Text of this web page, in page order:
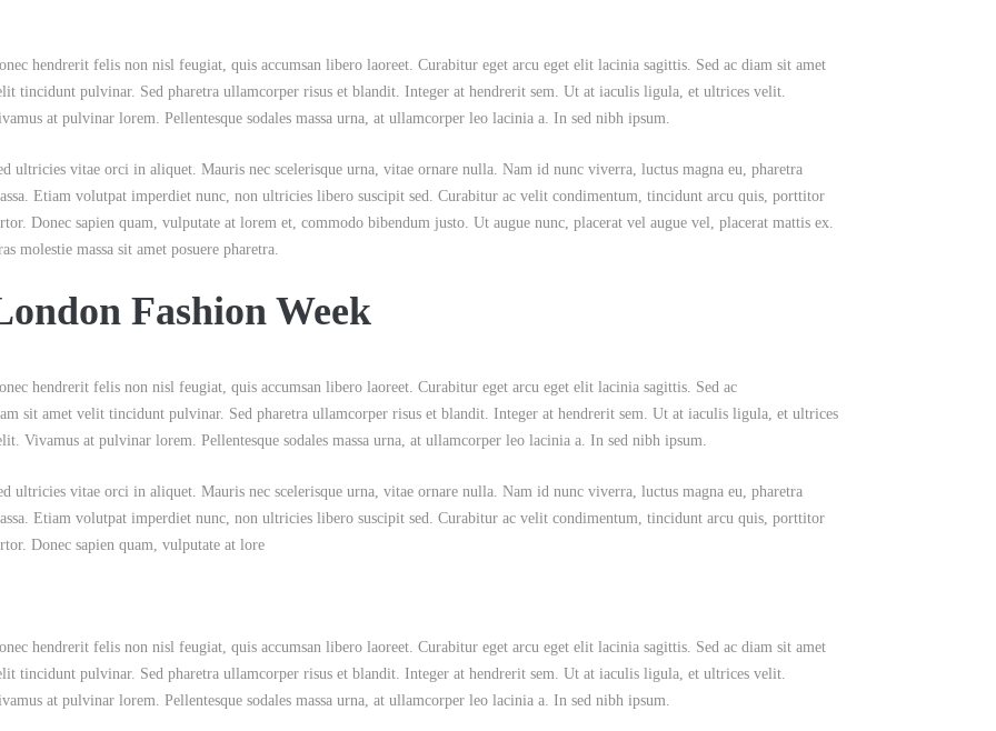
hendrerit felis non nisl feugiat, quis accumsan libero laoreet. Curabitur eget arcu eget elit lacinia sagittis. Sed ac diam sit amet
tincidunt pulvinar. Sed pharetra ullamcorper risus et blandit. Integer at hendrerit sem. Ut at iaculis ligula, et ultrices velit.
at pulvinar lorem. Pellentesque sodales massa urna, at ullamcorper leo lacinia a. In sed nibh ipsum.
ultricies vitae orci in aliquet. Mauris nec scelerisque urna, vitae ornare nulla. Nam id nunc viverra, luctus magna eu, pharetra
Etiam volutpat imperdiet nunc, non ultricies libero suscipit sed. Curabitur ac velit condimentum, tincidunt arcu quis, porttitor
Donec sapien quam, vulputate at lorem et, commodo bibendum justo. Ut augue nunc, placerat vel augue vel, placerat mattis ex.
molestie massa sit amet posuere pharetra.
Fashion Week
hendrerit felis non nisl feugiat, quis accumsan libero laoreet. Curabitur eget arcu eget elit lacinia sagittis. Sed ac
sit amet velit tincidunt pulvinar. Sed pharetra ullamcorper risus et blandit. Integer at hendrerit sem. Ut at iaculis ligula, et ultrices
Vivamus at pulvinar lorem. Pellentesque sodales massa urna, at ullamcorper leo lacinia a. In sed nibh ipsum.
ultricies vitae orci in aliquet. Mauris nec scelerisque urna, vitae ornare nulla. Nam id nunc viverra, luctus magna eu, pharetra
Etiam volutpat imperdiet nunc, non ultricies libero suscipit sed. Curabitur ac velit condimentum, tincidunt arcu quis, porttitor
Donec sapien quam, vulputate at lore
hendrerit felis non nisl feugiat, quis accumsan libero laoreet. Curabitur eget arcu eget elit lacinia sagittis. Sed ac diam sit amet
tincidunt pulvinar. Sed pharetra ullamcorper risus et blandit. Integer at hendrerit sem. Ut at iaculis ligula, et ultrices velit.
at pulvinar lorem. Pellentesque sodales massa urna, at ullamcorper leo lacinia a. In sed nibh ipsum.